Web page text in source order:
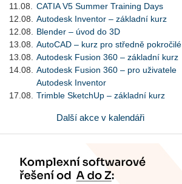
11.08.
CATIA V5 Summer Training Days
12.08.
Autodesk Inventor – základní kurz
12.08.
Blender – úvod do 3D
13.08.
AutoCAD – kurz pro středně pokročilé
13.08.
Autodesk Fusion 360 – základní kurz
14.08.
Autodesk Fusion 360 – pro uživatele
Autodesk Inventor
17.08.
Trimble SketchUp – základní kurz
Další akce v kalendáři